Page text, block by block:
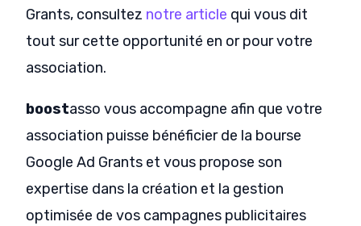
Grants, consultez notre article qui vous dit
tout sur cette opportunité en or pour votre
association.
boostasso vous accompagne afin que votre
association puisse bénéficier de la bourse
Google Ad Grants et vous propose son
expertise dans la création et la gestion
optimisée de vos campagnes publicitaires